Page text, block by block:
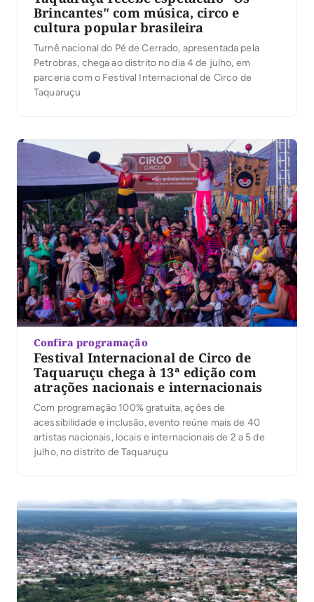
Brincantes" com música, circo e
cultura popular brasileira
Turnê nacional do Pé de Cerrado, apresentada pela
Petrobras, chega ao distrito no dia 4 de julho, em
parceria com o Festival Internacional de Circo de
Taquaruçu
Confira programação
Festival Internacional de Circo de
Taquaruçu chega à 13ª edição com
atrações nacionais e internacionais
Com programação 100% gratuita, ações de
acessibilidade e inclusão, evento reúne mais de 40
artistas nacionais, locais e internacionais de 2 a 5 de
julho, no distrito de Taquaruçu